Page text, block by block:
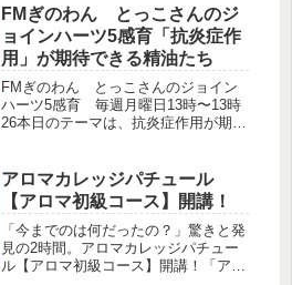
な使い方をすると、こんなに酸化して
発がん性物質に変わ...
FMぎのわん とっこさんのジ
ョインハーツ5感育「抗炎症作
用」が期待できる精油たち
FMぎのわん とっこさんのジョイン
ハーツ5感育 毎週月曜日13時〜13時
26本日のテーマは、抗炎症作用が期待
↓ 毎月、第一月曜日の午前中は、ナー
ド・ジャパンアロマ・ア...
アロマカレッジパチュール
【アロマ初級コース】開講！
「今までのは何だったの？」驚きと発
見の2時間。アロマカレッジパチュー
ル【アロマ初級コース】開講！「アロ